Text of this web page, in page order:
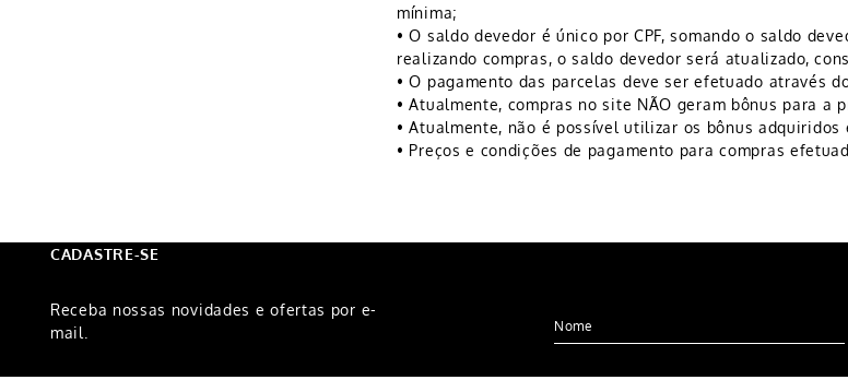
mínima;
• O saldo devedor é único por CPF, somando o saldo
realizando compras, o saldo devedor será atualizado,
• O pagamento das parcelas deve ser efetuado através
• Atualmente, compras no site NÃO geram bônus para a
• Atualmente, não é possível utilizar os bônus
• Preços e condições de pagamento para compras
CADASTRE-SE
Receba nossas novidades e ofertas por e-
mail.